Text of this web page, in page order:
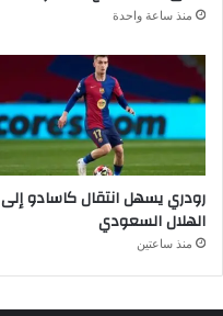
منذ ساعة واحدة
رودري يسهل انتقال كاسادو إلى
الهلال السعودي
منذ ساعتين